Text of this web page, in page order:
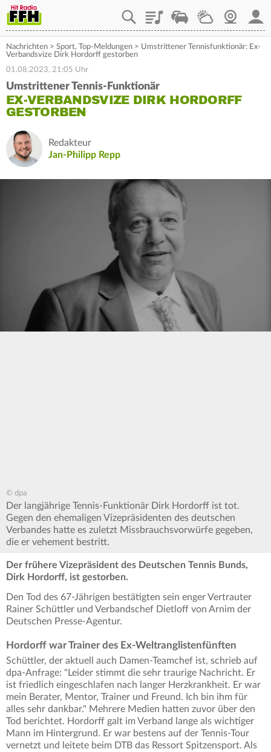
PlaylistStaupilotWetterWebcam
Nachrichten > Sport, Top-Meldungen > Umstrittener Tennisfunktionär: Ex-
Verbandsvize Dirk Hordorff gestorben
01.08.2023, 21:05 Uhr
Umstrittener Tennis-Funktionär
EX-VERBANDSVIZE DIRK HORDORFF
GESTORBEN
Redakteur
Jan-Philipp Repp
© dpa
Der langjährige Tennis-Funktionär Dirk Hordorff ist tot.
Gegen den ehemaligen Vizepräsidenten des deutschen
Verbandes hatte es zuletzt Missbrauchsvorwürfe gegeben,
die er vehement bestritt.
Der frühere Vizepräsident des Deutschen Tennis Bunds,
Dirk Hordorff, ist gestorben.
Den Tod des 67-Jährigen bestätigten sein enger Vertrauter
Rainer Schüttler und Verbandschef Dietloff von Arnim der
Deutschen Presse-Agentur.
Hordorff war Trainer des Ex-Weltranglistenfünften
Schüttler, der aktuell auch Damen-Teamchef ist, schrieb auf
dpa-Anfrage: "Leider stimmt die sehr traurige Nachricht. Er
ist friedlich eingeschlafen nach langer Herzkrankheit. Er war
mein Berater, Mentor, Trainer und Freund. Ich bin ihm für
alles sehr dankbar." Mehrere Medien hatten zuvor über den
Tod berichtet. Hordorff galt im Verband lange als wichtiger
Mann im Hintergrund. Er war bestens auf der Tennis-Tour
vernetzt und leitete beim DTB das Ressort Spitzensport. Als